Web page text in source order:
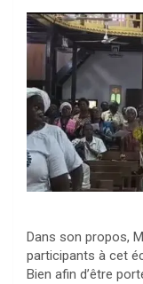
Dans son propos,
participants à cet
Bien afin d’être